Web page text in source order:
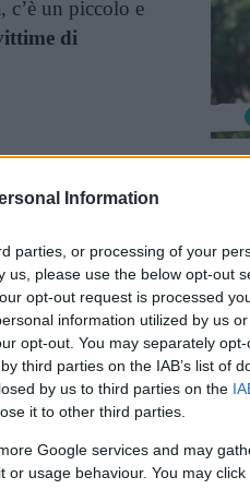
Information
parties, or processing of your
please use the below opt-out
opt-out request is processed
information utilized by us
opt-out. You may separately
third parties on the IAB’s list of
by us to third parties on the
it to other third parties.
Google services and may
usage behaviour. You may
c’è un piccolo e
di
femminicidio è
in occasione
sulle donne. Ma
la famiglia
soldi,